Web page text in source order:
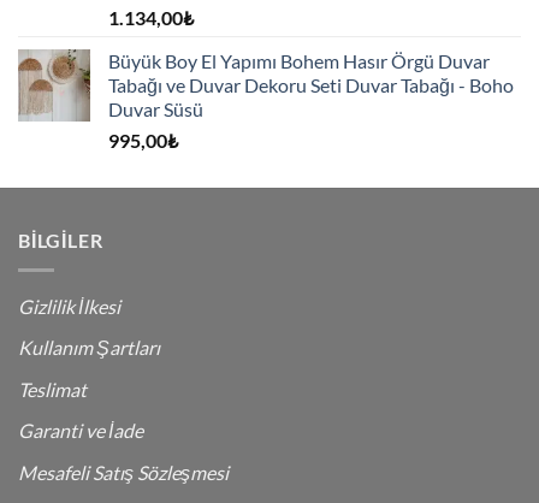
1.134,00₺
Büyük Boy El Yapımı Bohem Hasır Örgü Duvar
Tabağı ve Duvar Dekoru Seti Duvar Tabağı - Boho
Duvar Süsü
995,00₺
BILGILER
Gizlilik İlkesi
Kullanım Şartları
Teslimat
Garanti ve İade
Mesafeli Satış Sözleşmesi